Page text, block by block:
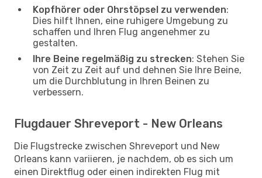
Kopfhörer oder Ohrstöpsel zu verwenden:
Dies hilft Ihnen, eine ruhigere Umgebung zu
schaffen und Ihren Flug angenehmer zu
gestalten.
Ihre Beine regelmäßig zu strecken: Stehen Sie
von Zeit zu Zeit auf und dehnen Sie Ihre Beine,
um die Durchblutung in Ihren Beinen zu
verbessern.
Flugdauer Shreveport - New Orleans
Die Flugstrecke zwischen Shreveport und New
Orleans kann variieren, je nachdem, ob es sich um
einen Direktflug oder einen indirekten Flug mit